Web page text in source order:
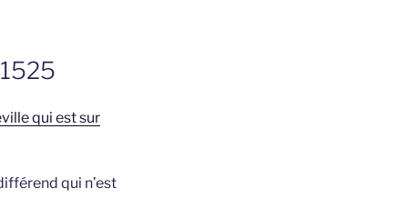
qui est sur
qui n’est